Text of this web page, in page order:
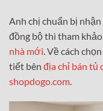
Anh chị chuẩn bị
đồng bộ thì tham
nhà mới. Về cách
tiết bên địa chỉ bán tủ
shopdogo.com.